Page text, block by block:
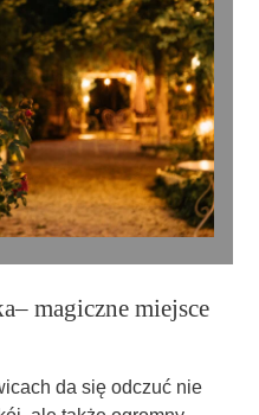
magiczne miejsce
da się odczuć nie